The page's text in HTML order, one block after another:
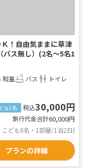
！自由気ままに草津
バス無し）(2名～5名1
和室 バス
トイレ
な1名 税込30,000円
旅行代金合計60,000円
こども0名・1部屋/1泊2日)
プランの詳細